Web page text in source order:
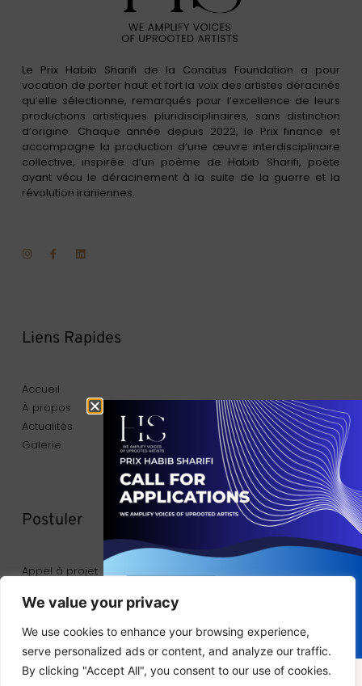
We value your privacy
We use cookies to enhance your browsing experience,
serve personalized ads or content, and analyze our traffic.
By clicking "Accept All", you consent to our use of cookies.
Le Prix Habib Sharifi de la Conatus Foundation a pour
vocation de porter haut et fort la voix des artistes déracinés
qu’elle sélectionne, remarqués pour l’excellence de leurs
productions artistiques pluridisciplinaires, sans distinction
d’origine. Chaque année depuis 2022, le Prix finance et
accompagne la production d’une œuvre interdisciplinaire
collective, inspirée d’un poème de Habib Sharifi, poète
ayant vécu le déracinement à la suite de la guerre et la
révolution iraniennes.
Liens Rapides
Accueil
À propos
Actualités
Galerie
Postuler
Appel à projet
Contact